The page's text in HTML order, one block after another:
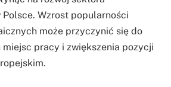
Wzrost popularności
może przyczynić się do
pracy i zwiększenia pozycji